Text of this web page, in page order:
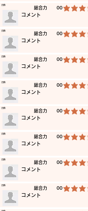
​総合力 00 平均評価 3 /5
​日時
​コメント
​総合力 00 平均評価 3 /5
​日時
​コメント
​総合力 00 平均評価 3 /5
​日時
​コメント
​総合力 00 平均評価 3 /5
​日時
​コメント
​総合力 00 平均評価 3 /5
​日時
​コメント
​総合力 00 平均評価 3 /5
​日時
​コメント
​総合力 00 平均評価 3 /5
​日時
​コメント
​総合力 00 平均評価 3 /5
​日時
​コメント